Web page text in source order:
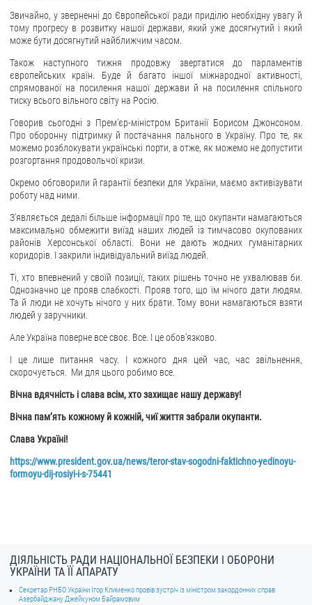
Звичайно, у зверненні до Європейської ради приділю необхідну увагу й
тому прогресу в розвитку нашої держави, який уже досягнутий і який
може бути досягнутий найближчим часом.
Також наступного тижня продовжу звертатися до парламентів
європейських країн. Буде й багато іншої міжнародної активності,
спрямованої на посилення нашої держави й на посилення спільного
тиску всього вільного світу на Росію.
Говорив сьогодні з Премʼєр-міністром Британії Борисом Джонсоном.
Про оборонну підтримку й постачання пального в Україну. Про те, як
можемо розблокувати українські порти, а отже, як можемо не допустити
розгортання продовольчої кризи.
Окремо обговорили й гарантії безпеки для України, маємо активізувати
роботу над ними.
З'являється дедалі більше інформації про те, що окупанти намагаються
максимально обмежити виїзд наших людей із тимчасово окупованих
районів Херсонської області. Вони не дають жодних гуманітарних
коридорів. І закрили індивідуальний виїзд людей.
Ті, хто впевнений у своїй позиції, таких рішень точно не ухвалював би.
Однозначно це прояв слабкості. Прояв того, що їм нічого дати людям.
Та й люди не хочуть нічого у них брати. Тому вони намагаються взяти
людей у заручники.
Але Україна поверне все своє. Все. І це обовʼязково.
І це лише питання часу. І кожного дня цей час, час звільнення,
скорочується. Ми для цього робимо все.
Вічна вдячність і слава всім, хто захищає нашу державу!
Вічна памʼять кожному й кожній, чиї життя забрали окупанти.
Слава Україні!
https://www.president.gov.ua/news/teror-stav-sogodni-faktichno-yedinoyu-
formoyu-dij-rosiyi-i-s-75441
ДІЯЛЬНІСТЬ РАДИ НАЦІОНАЛЬНОЇ БЕЗПЕКИ І ОБОРОНИ
УКРАЇНИ ТА ЇЇ АПАРАТУ
Секретар РНБО України Ігор Клименко провів зустріч із міністром закордонних справ
Азербайджану Джейхуном Байрамовим